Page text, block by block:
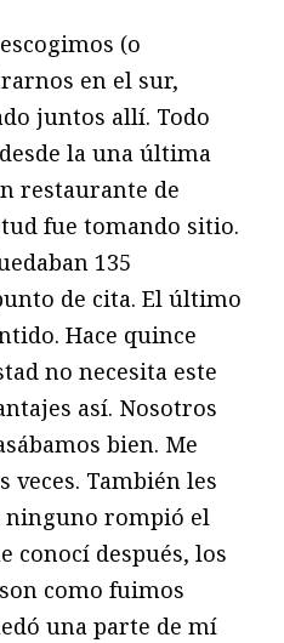
(o
en el sur,
juntos allí. Todo
la una última
restaurante de
fue tomando sitio.
135
de cita. El último
Hace quince
no necesita este
así. Nosotros
bien. Me
También les
rompió el
conocí después, los
como fuimos
una parte de mí